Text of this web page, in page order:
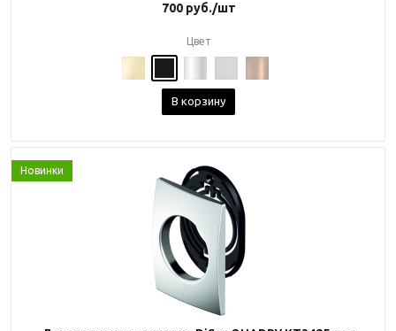
700руб./шт
Цвет
В корзину
Новинки